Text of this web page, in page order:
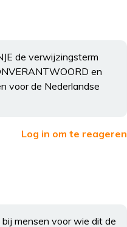
de verwijzingsterm
en
voor de Nederlandse
Log in om te reageren
mensen voor wie dit de